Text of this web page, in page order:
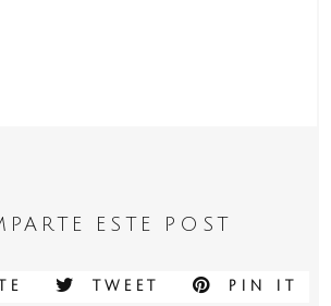
ESTE POST
TWEET PIN IT